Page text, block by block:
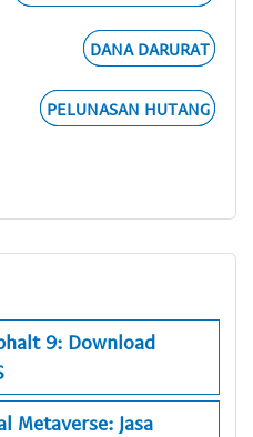
DANA DARURAT
PELUNASAN HUTANG
9: Download
Metaverse: Jasa